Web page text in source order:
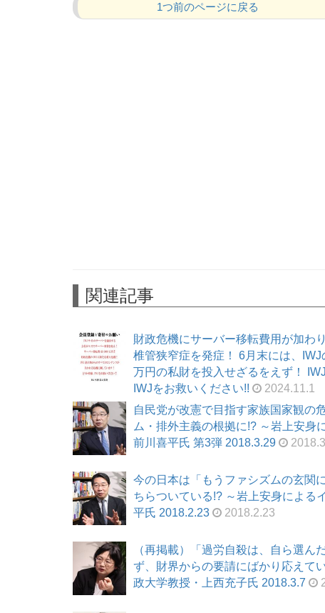
1つ前のページに戻る
関連記事
財政危機にサーバー移転費用が加わ
椎管狭窄症を発症！ 6月末には、
万円の私財を投入せざるをえず！
IWJをお救いください!!
2024.11.1
自民党が改憲で目指す家族国家観の
ム・排外主義の根拠に!? ～岩上安身
前川喜平氏 第3弾 2018.3.29
今の日本は「もうファシズムの玄関
ちらついている!? ～岩上安身による
平氏 2018.2.23
2018.2.23
（再掲載）「過労自殺は、自ら選
ず、財界からの要請にばかり応えて
政大学教授・上西充子氏 2018.3.7